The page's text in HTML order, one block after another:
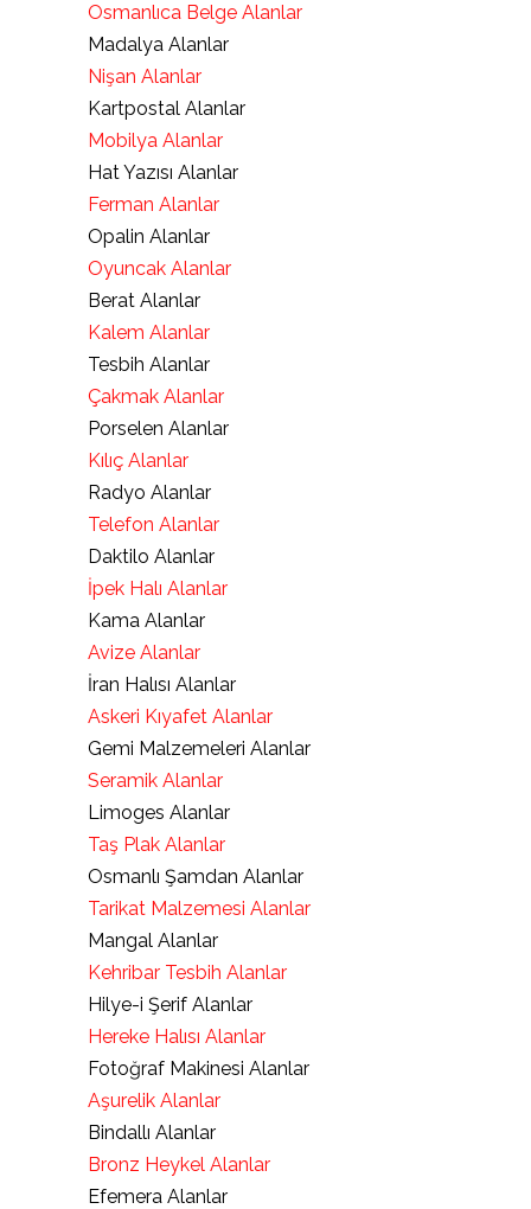
Osmanlıca Belge Alanlar
Madalya Alanlar
Nişan Alanlar
Kartpostal Alanlar
Mobilya Alanlar
Hat Yazısı Alanlar
Ferman Alanlar
Opalin Alanlar
Oyuncak Alanlar
Berat Alanlar
Kalem Alanlar
Tesbih Alanlar
Çakmak Alanlar
Porselen Alanlar
Kılıç Alanlar
Radyo Alanlar
Telefon Alanlar
Daktilo Alanlar
İpek Halı Alanlar
Kama Alanlar
Avize Alanlar
İran Halısı Alanlar
Askeri Kıyafet Alanlar
Gemi Malzemeleri Alanlar
Seramik Alanlar
Limoges Alanlar
Taş Plak Alanlar
Osmanlı Şamdan Alanlar
Tarikat Malzemesi Alanlar
Mangal Alanlar
Kehribar Tesbih Alanlar
Hilye-i Şerif Alanlar
Hereke Halısı Alanlar
Fotoğraf Makinesi Alanlar
Aşurelik Alanlar
Bindallı Alanlar
Bronz Heykel Alanlar
Efemera Alanlar